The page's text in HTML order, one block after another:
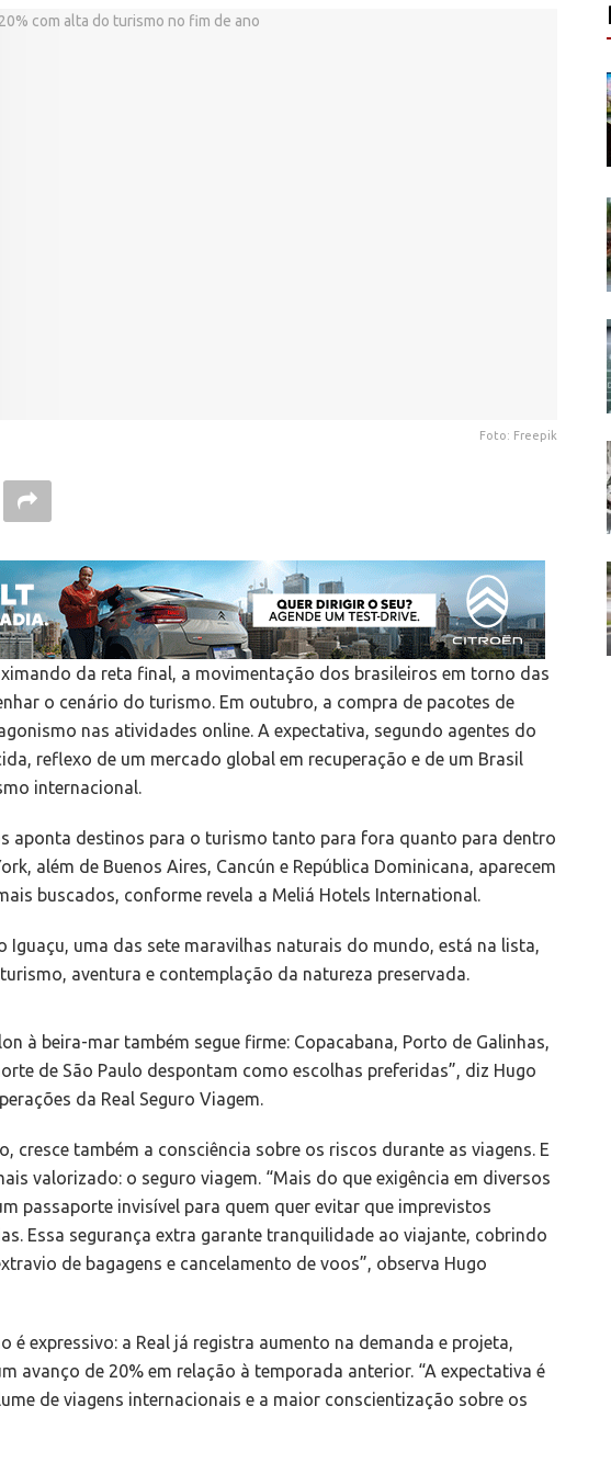
Foto: Freepik
da reta final, a movimentação dos brasileiros em torno das
o cenário do turismo. Em outubro, a compra de pacotes de
nas atividades online. A expectativa, segundo agentes do
reflexo de um mercado global em recuperação e de um Brasil
internacional.
aponta destinos para o turismo tanto para fora quanto para dentro
além de Buenos Aires, Cancún e República Dominicana, aparecem
buscados, conforme revela a Meliá Hotels International.
Iguaçu, uma das sete maravilhas naturais do mundo, está na lista,
aventura e contemplação da natureza preservada.
à beira-mar também segue firme: Copacabana, Porto de Galinhas,
de São Paulo despontam como escolhas preferidas”, diz Hugo
da Real Seguro Viagem.
cresce também a consciência sobre os riscos durante as viagens. E
valorizado: o seguro viagem. “Mais do que exigência em diversos
passaporte invisível para quem quer evitar que imprevistos
Essa segurança extra garante tranquilidade ao viajante, cobrindo
de bagagens e cancelamento de voos”, observa Hugo
é expressivo: a Real já registra aumento na demanda e projeta,
avanço de 20% em relação à temporada anterior. “A expectativa é
de viagens internacionais e a maior conscientização sobre os